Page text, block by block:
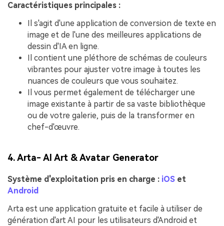
Caractéristiques principales :
Il s'agit d'une application de conversion de texte en
image et de l'une des meilleures applications de
dessin d'IA en ligne.
Il contient une pléthore de schémas de couleurs
vibrantes pour ajuster votre image à toutes les
nuances de couleurs que vous souhaitez.
Il vous permet également de télécharger une
image existante à partir de sa vaste bibliothèque
ou de votre galerie, puis de la transformer en
chef-d'œuvre.
4. Arta- AI Art & Avatar Generator
Système d'exploitation pris en charge : iOS et
Android
Arta est une application gratuite et facile à utiliser de
génération d'art AI pour les utilisateurs d'Android et